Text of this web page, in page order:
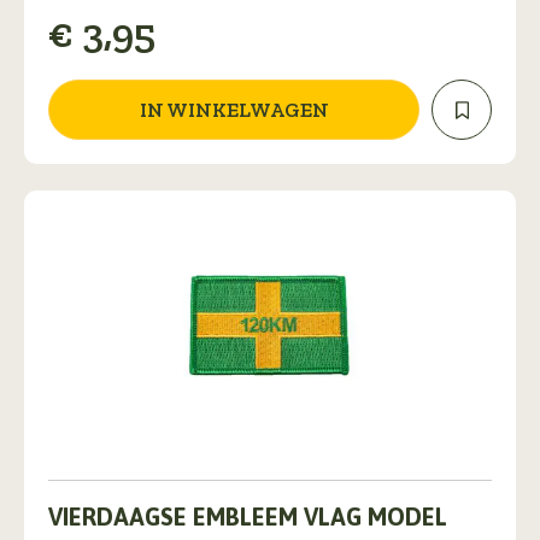
€ 3,95
IN WINKELWAGEN
VIERDAAGSE EMBLEEM VLAG MODEL
product